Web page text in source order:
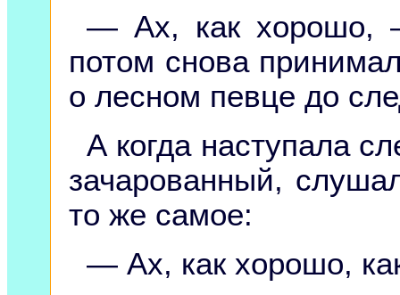
— Ах, как хорошо,
потом снова
о лесном певце до
А когда наступала
зачарованный,
то же самое:
— Ах, как хорошо,